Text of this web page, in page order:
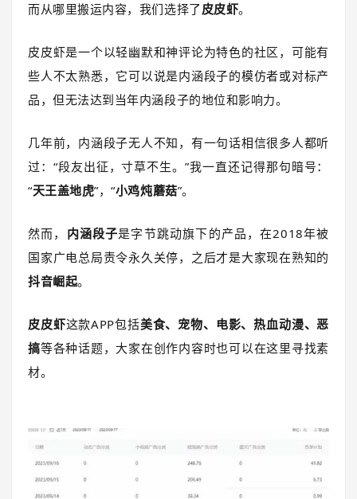
而从哪里搬运内容，我们选择了皮皮虾。
皮皮虾是一个以轻幽默和神评论为特色的社区，可能有
些人不太熟悉，它可以说是内涵段子的模仿者或对标产
品，但无法达到当年内涵段子的地位和影响力。
几年前，内涵段子无人不知，有一句话相信很多人都听
过：“段友出征，寸草不生。”我一直还记得那句暗号：
“天王盖地虎”，“小鸡炖蘑菇”。
然而， 内涵段子是字节跳动旗下的产品，在2018年被
国家广电总局责令永久关停，之后才是大家现在熟知的
抖音崛起。
皮皮虾这款APP包括美食、宠物、电影、热血动漫、恶
搞等各种话题，大家在创作内容时也可以在这里寻找素
材。